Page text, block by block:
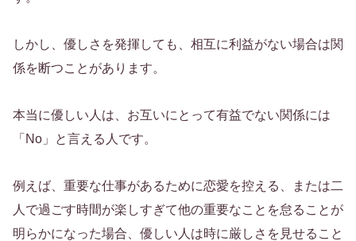
しかし、優しさを発揮しても、相互に利益がない場合は関
係を断つことがあります。
本当に優しい人は、お互いにとって有益でない関係には
「No」と言える人です。
例えば、重要な仕事があるために恋愛を控える、または二
人で過ごす時間が楽しすぎて他の重要なことを怠ることが
明らかになった場合、優しい人は時に厳しさを見せること